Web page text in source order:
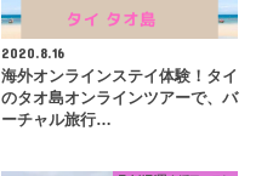
2020.8.16
海外オンラインステイ体験！タイ
のタオ島オンラインツアーで、バ
ーチャル旅行…